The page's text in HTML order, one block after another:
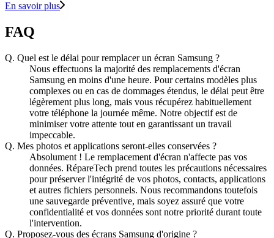
En savoir plus
FAQ
Q. Quel est le délai pour remplacer un écran Samsung ?
Nous effectuons la majorité des remplacements d'écran
Samsung en moins d'une heure. Pour certains modèles plus
complexes ou en cas de dommages étendus, le délai peut être
légèrement plus long, mais vous récupérez habituellement
votre téléphone la journée même. Notre objectif est de
minimiser votre attente tout en garantissant un travail
impeccable.
Q. Mes photos et applications seront-elles conservées ?
Absolument ! Le remplacement d'écran n'affecte pas vos
données. RépareTech prend toutes les précautions nécessaires
pour préserver l'intégrité de vos photos, contacts, applications
et autres fichiers personnels. Nous recommandons toutefois
une sauvegarde préventive, mais soyez assuré que votre
confidentialité et vos données sont notre priorité durant toute
l'intervention.
Q. Proposez-vous des écrans Samsung d'origine ?